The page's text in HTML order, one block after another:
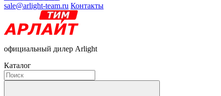
sale@arlight-team.ru Контакты
официальный дилер Arlight
Каталог